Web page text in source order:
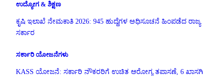
ಉದ್ಯೋಗ & ಶಿಕ್ಷಣ
ಕೃಷಿ ಇಲಾಖೆ ನೇಮಕಾತಿ 2026: 945 ಹುದ್ದೆಗಳ ಅಧಿಸೂಚನೆ ಹಿಂಪಡೆದ ರಾಜ್ಯ
ಸರ್ಕಾರ
ಸರ್ಕಾರಿ ಯೋಜನೆಗಳು
KASS ಯೋಜನೆ: ಸರ್ಕಾರಿ ನೌಕರರಿಗೆ ಉಚಿತ ಆರೋಗ್ಯ ತಪಾಸಣೆ, 6 ಖಾಸಗಿ